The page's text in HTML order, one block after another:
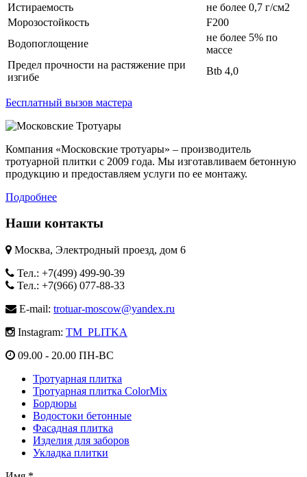
Истираемость
не более 0,7 г/см2
Морозостойкость
F200
Водопоглощение
не более 5% по
массе
Предел прочности на растяжение при
изгибе
Вtb 4,0
Бесплатный вызов мастера
Компания «Московские тротуары» – производитель
тротуарной плитки с 2009 года. Мы изготавливаем бетонную
продукцию и предоставляем услуги по ее монтажу.
Подробнее
Наши контакты
Москва, Электродный проезд, дом 6
Тел.: +7(499) 499-90-39
Тел.: +7(966) 077-88-33
E-mail: trotuar-moscow@yandex.ru
Instagram: TM_PLITKA
09.00 - 20.00 ПН-ВС
Тротуарная плитка
Тротуарная плитка ColorMix
Бордюры
Водостоки бетонные
Фасадная плитка
Изделия для заборов
Укладка плитки